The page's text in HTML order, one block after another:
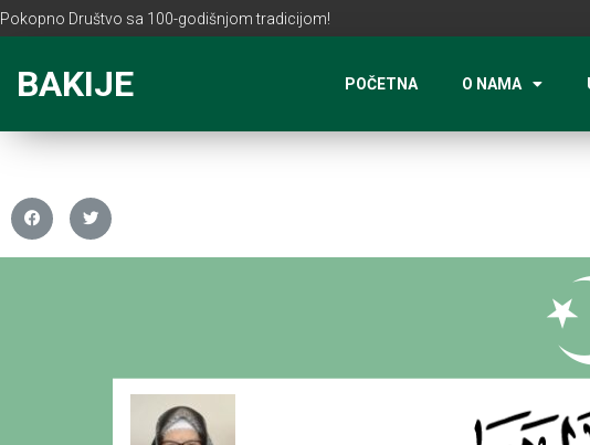
Pokopno Društvo sa 100-godišnjom tradicijom!
BAKIJE POČETNA O NAMA